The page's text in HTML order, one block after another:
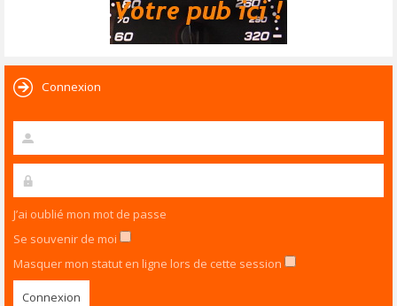
Connexion
J’ai oublié mon mot de passe
Se souvenir de moi
Masquer mon statut en ligne lors de cette session